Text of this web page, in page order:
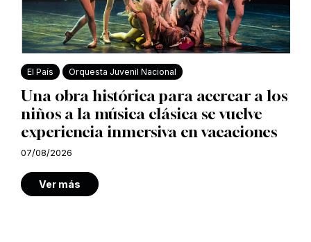
El País Orquesta Juvenil Nacional
Una obra histórica para acercar a los
niños a la música clásica se vuelve
experiencia inmersiva en vacaciones
07/08/2026
Ver más